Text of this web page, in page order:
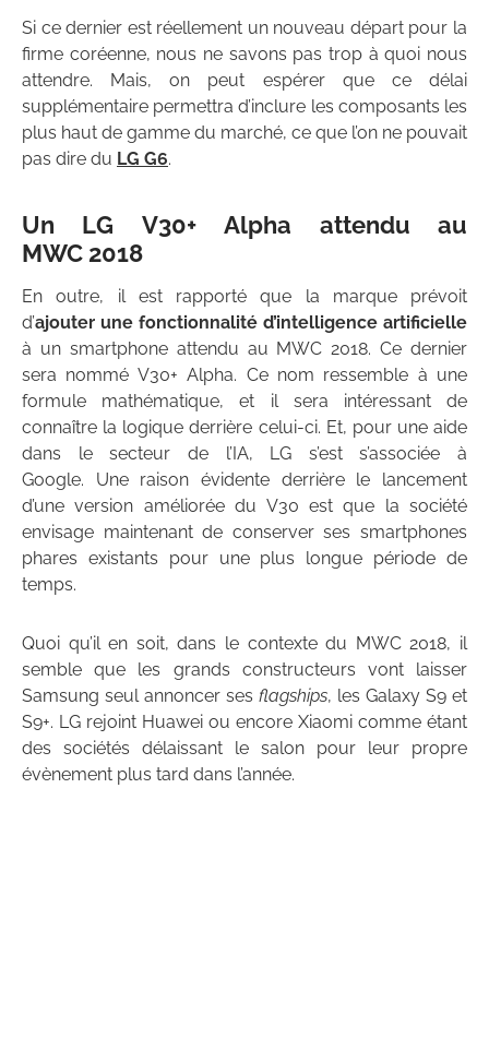
Si ce dernier est réellement un nouveau départ pour la
firme coréenne, nous ne savons pas trop à quoi nous
attendre. Mais, on peut espérer que ce délai
supplémentaire permettra d’inclure les composants les
plus haut de gamme du marché, ce que l’on ne pouvait
pas dire du LG G6.
Un LG V30+ Alpha attendu au
MWC 2018
En outre, il est rapporté que la marque prévoit
d’ajouter une fonctionnalité d’intelligence artificielle
à un smartphone attendu au MWC 2018. Ce dernier
sera nommé V30+ Alpha. Ce nom ressemble à une
formule mathématique, et il sera intéressant de
connaître la logique derrière celui-ci. Et, pour une aide
dans le secteur de l’IA, LG s’est s’associée à
Google. Une raison évidente derrière le lancement
d’une version améliorée du V30 est que la société
envisage maintenant de conserver ses smartphones
phares existants pour une plus longue période de
temps.
Quoi qu’il en soit, dans le contexte du MWC 2018, il
semble que les grands constructeurs vont laisser
Samsung seul annoncer ses flagships, les Galaxy S9 et
S9+. LG rejoint Huawei ou encore Xiaomi comme étant
des sociétés délaissant le salon pour leur propre
évènement plus tard dans l’année.